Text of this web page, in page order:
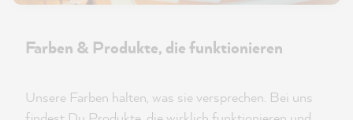
Farben & Produkte, die funktionieren
Unsere Farben halten, was sie versprechen. Bei uns